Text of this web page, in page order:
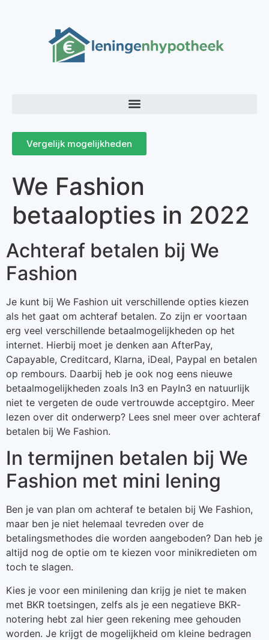
Vergelijk mogelijkheden
We Fashion
betaalopties in 2022
Achteraf betalen bij We
Fashion
Je kunt bij We Fashion uit verschillende opties kiezen
als het gaat om achteraf betalen. Zo zijn er voortaan
erg veel verschillende betaalmogelijkheden op het
internet. Hierbij moet je denken aan AfterPay,
Capayable, Creditcard, Klarna, iDeal, Paypal en betalen
op rembours. Daarbij heb je ook nog eens nieuwe
betaalmogelijkheden zoals In3 en PayIn3 en natuurlijk
niet te vergeten de oude vertrouwde acceptgiro. Meer
lezen over dit onderwerp? Lees snel meer over achteraf
betalen bij We Fashion.
In termijnen betalen bij We
Fashion met mini lening
Ben je van plan om achteraf te betalen bij We Fashion,
maar ben je niet helemaal tevreden over de
betalingsmethodes die worden aangeboden? Dan heb je
altijd nog de optie om te kiezen voor minikredieten om
toch te slagen.
Kies je voor een minilening dan krijg je niet te maken
met BKR toetsingen, zelfs als je een negatieve BKR-
notering hebt zal hier geen rekening mee gehouden
worden. Je krijgt de mogelijkheid om kleine bedragen